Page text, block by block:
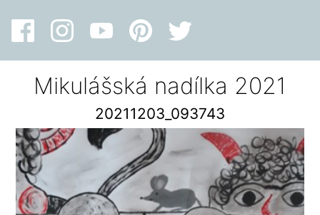
Mikulášská nadílka 2021
20211203_093743